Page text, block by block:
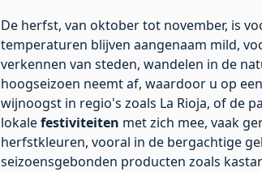
De herfst, van oktober tot november, is
temperaturen blijven aangenaam mild,
verkennen van steden, wandelen in de
hoogseizoen neemt af, waardoor u op
wijnoogst in regio's zoals La Rioja, of de
lokalefestiviteiten met zich mee, vaak
herfstkleuren, vooral in de bergachtige
seizoensgebonden producten zoals